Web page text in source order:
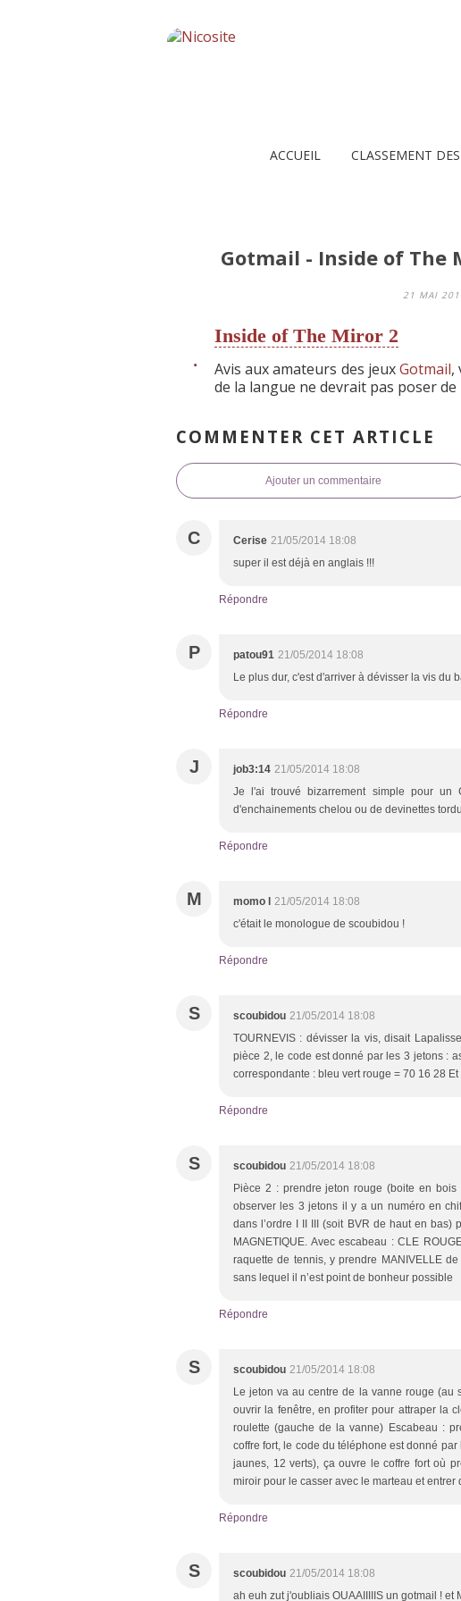
ACCUEIL CLASSEMENT
Gotmail - Inside of The
21 MAI
Inside of The Miror 2
Avis aux amateurs des jeuxGotmail,
de la langue ne devrait pas poser de
COMMENTER CET ARTICLE
Ajouter un commentaire
C Cerise 21/05/2014 18:08
super il est déjà en anglais !!!
Répondre
P patou91 21/05/2014 18:08
Le plus dur, c'est d'arriver à dévisser la vis du
Répondre
J job3:14 21/05/2014 18:08
Je l'ai trouvé bizarrement simple pour un
d'enchainements chelou ou de devinettes
Répondre
M momo l
21/05/2014 18:08
c'était le monologue de scoubidou !
Répondre
S scoubidou 21/05/2014 18:08
TOURNEVIS : dévisser la vis, disait
pièce 2, le code est donné par les 3 jetons :
correspondante : bleu vert rouge = 70 16 28
Répondre
S scoubidou 21/05/2014 18:08
Pièce 2 : prendre jeton rouge (boite en
observer les 3 jetons il y a un numéro en
dans l’ordre I II III (soit BVR de haut en bas)
MAGNETIQUE. Avec escabeau : CLE
raquette de tennis, y prendre MANIVELLE
sans lequel il n’est point de bonheur possible
Répondre
S scoubidou 21/05/2014 18:08
Le jeton va au centre de la vanne rouge (au
ouvrir la fenêtre, en profiter pour attraper la
roulette (gauche de la vanne) Escabeau :
coffre fort, le code du téléphone est donné
jaunes, 12 verts), ça ouvre le coffre fort où
miroir pour le casser avec le marteau et entrer
Répondre
S scoubidou 21/05/2014 18:08
ah euh zut j'oubliais OUAAIIIIIS un gotmail ! et